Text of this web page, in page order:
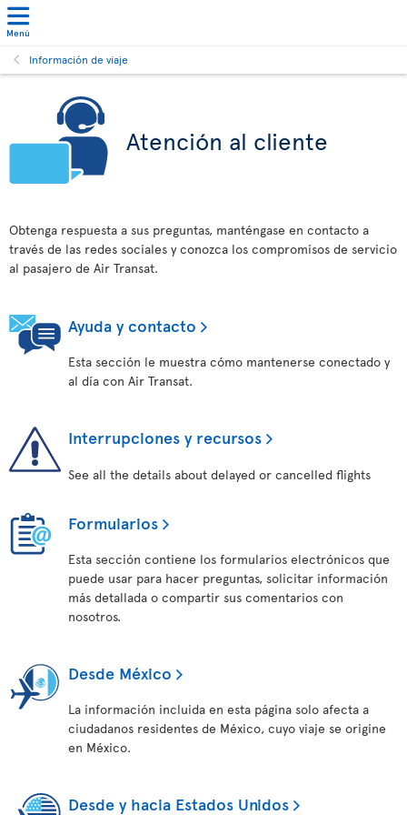
Menú
Información de viaje
Atención al cliente
Obtenga respuesta a sus preguntas, manténgase en contacto a
través de las redes sociales y conozca los compromisos de servicio
al pasajero de Air Transat.
Ayuda y contacto
Esta sección le muestra cómo mantenerse conectado y
al día con Air Transat.
Interrupciones y recursos
See all the details about delayed or cancelled flights
Formularios
Esta sección contiene los formularios electrónicos que
puede usar para hacer preguntas, solicitar información
más detallada o compartir sus comentarios con
nosotros.
Desde México
La información incluida en esta página solo afecta a
ciudadanos residentes de México, cuyo viaje se origine
en México.
Desde y hacia Estados Unidos